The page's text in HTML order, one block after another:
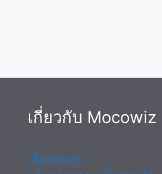
เกี่ยวกับ Mocowiz
เกี่ยวกับเรา